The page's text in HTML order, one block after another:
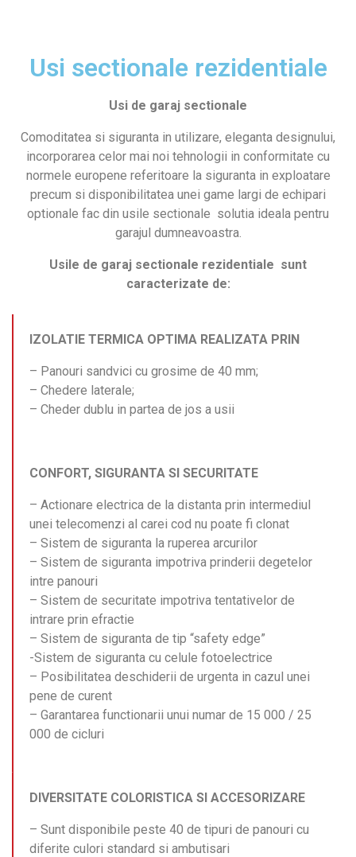
Usi sectionale rezidentiale
Usi de garaj sectionale
Comoditatea si siguranta in utilizare, eleganta designului,
incorporarea celor mai noi tehnologii in conformitate cu
normele europene referitoare la siguranta in exploatare
precum si disponibilitatea unei game largi de echipari
optionale fac din usile sectionale solutia ideala pentru
garajul dumneavoastra.
Usile de garaj sectionale rezidentiale sunt
caracterizate de:
IZOLATIE TERMICA OPTIMA REALIZATA PRIN
– Panouri sandvici cu grosime de 40 mm;
– Chedere laterale;
– Cheder dublu in partea de jos a usii
CONFORT, SIGURANTA SI SECURITATE
– Actionare electrica de la distanta prin intermediul
unei telecomenzi al carei cod nu poate fi clonat
– Sistem de siguranta la ruperea arcurilor
– Sistem de siguranta impotriva prinderii degetelor
intre panouri
– Sistem de securitate impotriva tentativelor de
intrare prin efractie
– Sistem de siguranta de tip “safety edge”
-Sistem de siguranta cu celule fotoelectrice
– Posibilitatea deschiderii de urgenta in cazul unei
pene de curent
– Garantarea functionarii unui numar de 15 000 / 25
000 de cicluri
DIVERSITATE COLORISTICA SI ACCESORIZARE
– Sunt disponibile peste 40 de tipuri de panouri cu
diferite culori standard si ambutisari